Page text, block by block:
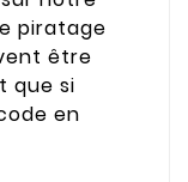
piratage
être
que si
en